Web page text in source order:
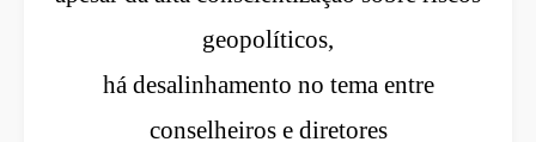
geopolíticos,
há desalinhamento no tema entre
conselheiros e diretores